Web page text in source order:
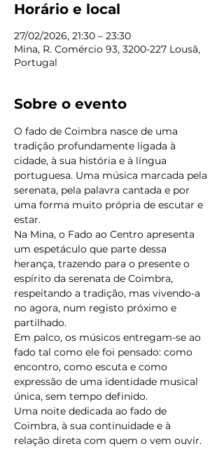
Horário e local
27/02/2026, 21:30 – 23:30
Mina, R. Comércio 93, 3200-227 Lousã,
Portugal
Sobre o evento
O fado de Coimbra nasce de uma
tradição profundamente ligada à
cidade, à sua história e à língua
portuguesa. Uma música marcada pela
serenata, pela palavra cantada e por
uma forma muito própria de escutar e
estar.
Na Mina, o Fado ao Centro apresenta
um espetáculo que parte dessa
herança, trazendo para o presente o
espírito da serenata de Coimbra,
respeitando a tradição, mas vivendo-a
no agora, num registo próximo e
partilhado.
Em palco, os músicos entregam-se ao
fado tal como ele foi pensado: como
encontro, como escuta e como
expressão de uma identidade musical
única, sem tempo definido.
Uma noite dedicada ao fado de
Coimbra, à sua continuidade e à
relação direta com quem o vem ouvir.